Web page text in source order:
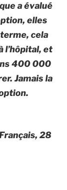
a évalué
elles
cela
l’hôpital, et
400 000
Jamais la
28